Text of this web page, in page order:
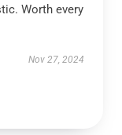
Worth every
Nov 27, 2024